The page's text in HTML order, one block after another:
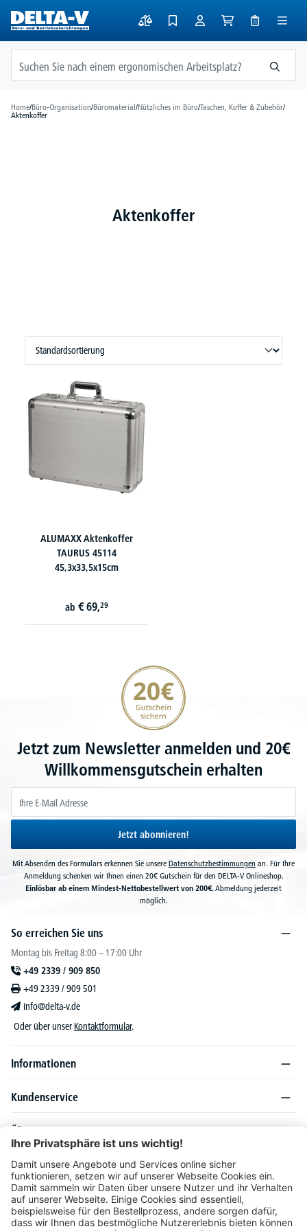
springen
Home/Büro-Organisation/Büromaterial/Nützliches im Büro/Taschen, Koffer & Zubehör/
Aktenkoffer
Aktenkoffer
ALUMAXX Aktenkoffer
TAURUS 45114
45,3x33,5x15cm
ab € 69,29
20€ Gutschein sichern
Jetzt zum Newsletter anmelden und 20€
Willkommensgutschein erhalten
Jetzt abonnieren!
Mit Absenden des Formulars erkennen Sie unsere Datenschutzbestimmungen an. Für Ihre
Anmeldung schenken wir Ihnen einen 20€ Gutschein für den DELTA-V Onlineshop.
Einlösbar ab einem Mindest-Nettobestellwert von 200€.Abmeldung jederzeit
möglich.
So erreichen Sie uns
Montag bis Freitag 8:00 – 17:00 Uhr
+49 2339 / 909 850
+49 2339 / 909 501
info@delta-v.de
Oder über unser Kontaktformular.
Informationen
Kundenservice
Über DELTA-V
Produktsortiment
Ratgeber